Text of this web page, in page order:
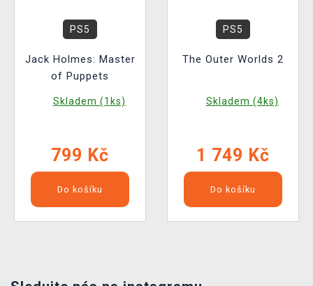
PS5
Jack Holmes: Master
of Puppets
Skladem (1ks)
799 Kč
Do košíku
PS5
The Outer Worlds 2
Skladem (4ks)
1 749 Kč
Do košíku